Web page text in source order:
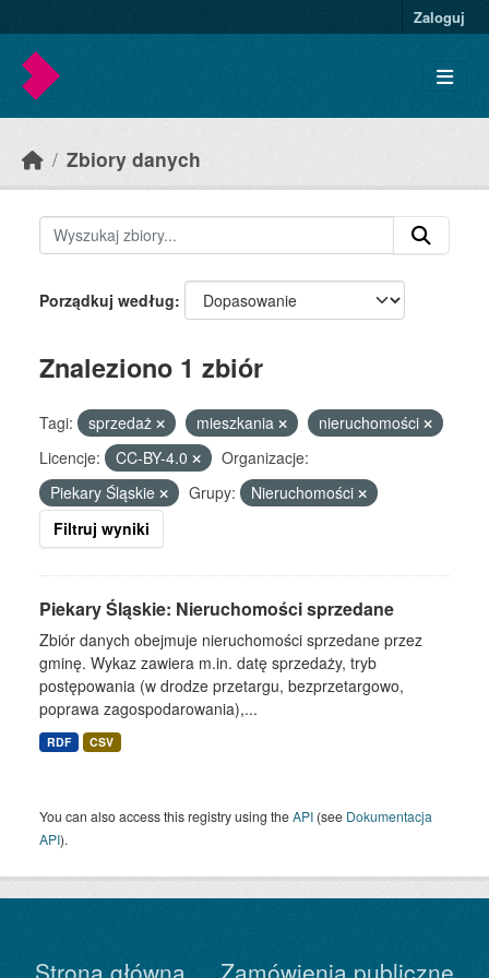
Zaloguj
Zbiory danych
Porządkuj według
Znaleziono 1 zbiór
Tagi: sprzedaż mieszkania
nieruchomości
Licencje:
CC-BY-4.0
Organizacje:
Piekary Śląskie
Grupy:
Nieruchomości
Filtruj wyniki
Piekary Śląskie: Nieruchomości sprzedane
Zbiór danych obejmuje nieruchomości sprzedane przez
gminę. Wykaz zawiera m.in. datę sprzedaży, tryb
postępowania (w drodze przetargu, bezprzetargowo,
poprawa zagospodarowania),...
RDF CSV
You can also access this registry using theAPI (see Dokumentacja
API).
Strona główna Zamówienia publiczne